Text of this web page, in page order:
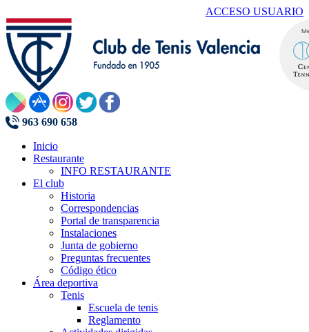
ACCESO USUARIO
963 690 658
Inicio
Restaurante
INFO RESTAURANTE
El club
Historia
Correspondencias
Portal de transparencia
Instalaciones
Junta de gobierno
Preguntas frecuentes
Código ético
Área deportiva
Tenis
Escuela de tenis
Reglamento